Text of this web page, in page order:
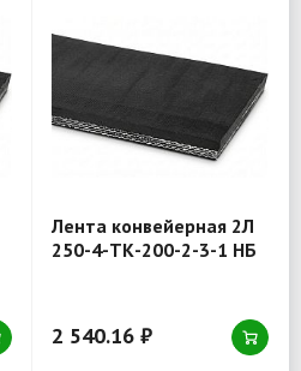
Лента конвейерная 2Л
250-4-ТК-200-2-3-1 НБ
2 540.16 ₽